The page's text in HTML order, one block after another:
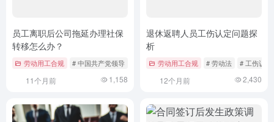
员工离职后公司拖延办理社保
转移怎么办？
劳动用工合规 # 中国共产党领导 # 劳动法 # 员工维权
11个月前 1,158
退休返聘人员工伤认定问题探
析
劳动用工合规 # 劳动法 # 工伤认定
12个月前 2,430